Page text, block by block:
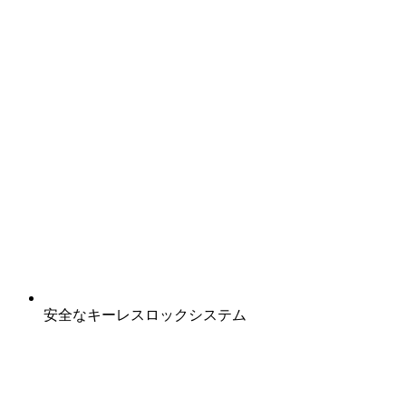
安全なキーレスロックシステム